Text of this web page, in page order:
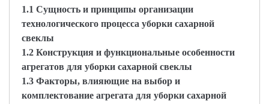
1.1 Сущность и принципы организации
технологического процесса уборки сахарной
свеклы
1.2 Конструкция и функциональные особенности
агрегатов для уборки сахарной свеклы
1.3 Факторы, влияющие на выбор и
комплектование агрегата для уборки сахарной